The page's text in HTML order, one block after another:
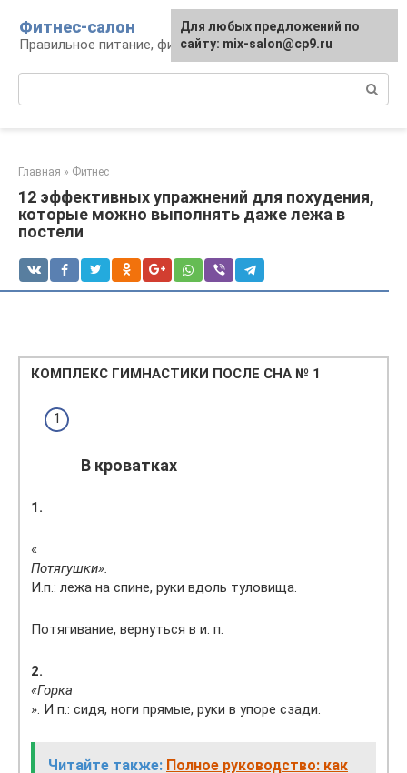
контенту
Фитнес-салон
Правильное питание, фитнес, образ жизни
Главная » Фитнес
12 эффективных упражнений для похудения,
которые можно выполнять даже лежа в
постели
КОМПЛЕКС ГИМНАСТИКИ ПОСЛЕ СНА № 1
В кроватках
1.
«
Потягушки».
И.п.: лежа на спине, руки вдоль туловища.
Потягивание, вернуться в и. п.
2.
«Горка
». И п.: сидя, ноги прямые, руки в упоре сзади.
Читайте также: Полное руководство: как
Для любых предложений по
сайту: mix-salon@cp9.ru